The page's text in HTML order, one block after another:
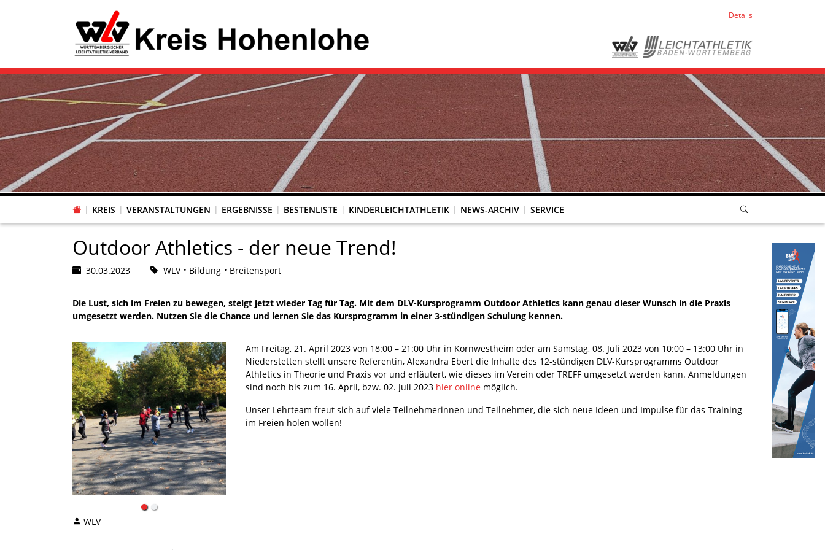
Details
KREIS VERANSTALTUNGEN ERGEBNISSE BESTENLISTE KINDERLEICHTATHLETIK NEWS-ARCHIV SERVICE
Outdoor Athletics - der neue Trend!
30.03.2023 WLV Bildung Breitensport
Die Lust, sich im Freien zu bewegen, steigt jetzt wieder Tag für Tag. Mit dem DLV-Kursprogramm Outdoor Athletics kann genau dieser Wunsch in die Praxis
umgesetzt werden. Nutzen Sie die Chance und lernen Sie das Kursprogramm in einer 3-stündigen Schulung kennen.
Am Freitag, 21. April 2023 von 18:00 – 21:00 Uhr in Kornwestheim oder am Samstag, 08. Juli 2023 von 10:00 – 13:00 Uhr in
Niederstetten stellt unsere Referentin, Alexandra Ebert die Inhalte des 12-stündigen DLV-Kursprogramms Outdoor
Athletics in Theorie und Praxis vor und erläutert, wie dieses im Verein oder TREFF umgesetzt werden kann. Anmeldungen
sind noch bis zum 16. April, bzw. 02. Juli 2023 hier online möglich.
Unser Lehrteam freut sich auf viele Teilnehmerinnen und Teilnehmer, die sich neue Ideen und Impulse für das Training
im Freien holen wollen!
WLV